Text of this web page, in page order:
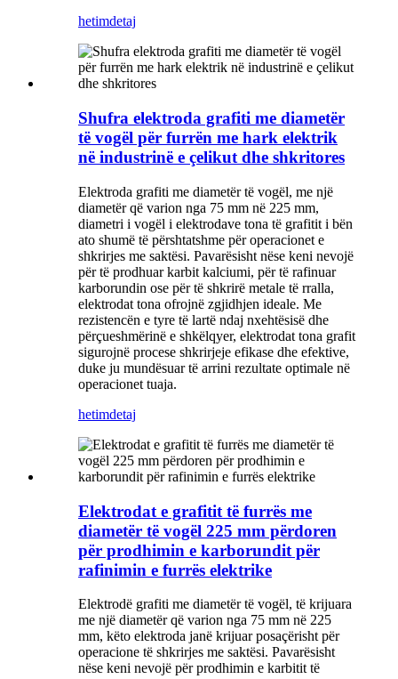
hetimdetaj
Shufra elektroda grafiti me diametër
të vogël për furrën me hark elektrik
në industrinë e çelikut dhe shkritores
Elektroda grafiti me diametër të vogël, me një
diametër që varion nga 75 mm në 225 mm,
diametri i vogël i elektrodave tona të grafitit i bën
ato shumë të përshtatshme për operacionet e
shkrirjes me saktësi. Pavarësisht nëse keni nevojë
për të prodhuar karbit kalciumi, për të rafinuar
karborundin ose për të shkrirë metale të rralla,
elektrodat tona ofrojnë zgjidhjen ideale. Me
rezistencën e tyre të lartë ndaj nxehtësisë dhe
përçueshmërinë e shkëlqyer, elektrodat tona grafit
sigurojnë procese shkrirjeje efikase dhe efektive,
duke ju mundësuar të arrini rezultate optimale në
operacionet tuaja.
hetimdetaj
Elektrodat e grafitit të furrës me
diametër të vogël 225 mm përdoren
për prodhimin e karborundit për
rafinimin e furrës elektrike
Elektrodë grafiti me diametër të vogël, të krijuara
me një diametër që varion nga 75 mm në 225
mm, këto elektroda janë krijuar posaçërisht për
operacione të shkrirjes me saktësi. Pavarësisht
nëse keni nevojë për prodhimin e karbitit të